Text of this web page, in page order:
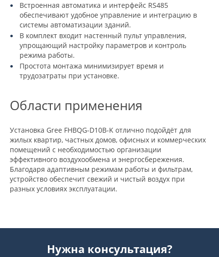
Встроенная автоматика и интерфейс RS485
обеспечивают удобное управление и интеграцию в
системы автоматизации зданий.
В комплект входит настенный пульт управления,
упрощающий настройку параметров и контроль
режима работы.
Простота монтажа минимизирует время и
трудозатраты при установке.
Области применения
Установка Gree FHBQG-D10B-K отлично подойдёт для
жилых квартир, частных домов, офисных и коммерческих
помещений с необходимостью организации
эффективного воздухообмена и энергосбережения.
Благодаря адаптивным режимам работы и фильтрам,
устройство обеспечит свежий и чистый воздух при
разных условиях эксплуатации.
Нужна консультация?